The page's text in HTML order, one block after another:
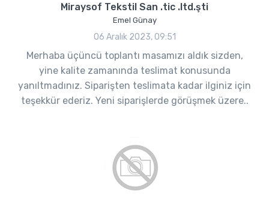
Miraysof Tekstil San .tic .ltd.şti
Emel Günay
06 Aralık 2023, 09:51
Merhaba üçüncü toplantı masamızı aldık sizden,
yine kalite zamanında teslimat konusunda
yanıltmadınız. Siparişten teslimata kadar ilginiz için
teşekkür ederiz. Yeni siparişlerde görüşmek üzere..